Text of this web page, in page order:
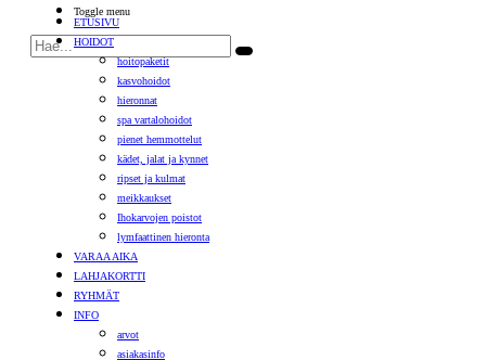
Toggle menu
ETUSIVU
HOIDOT
hoitopaketit
kasvohoidot
hieronnat
spa vartalohoidot
pienet hemmottelut
kädet, jalat ja kynnet
ripset ja kulmat
meikkaukset
Ihokarvojen poistot
lymfaattinen hieronta
VARAA AIKA
LAHJAKORTTI
RYHMÄT
INFO
arvot
asiakasinfo